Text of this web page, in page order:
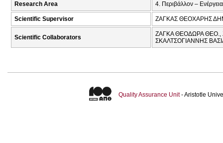
Research Area 4. Περιβάλλον – Ενέργεια
Scientific Supervisor ΖΑΓΚΑΣ ΘΕΟΧΑΡΗΣ
Scientific Collaborators
ΖΑΓΚΑ ΘΕΟΔΩΡΑ ΘΕΟ.,
ΣΚΑΛΤΣΟΓΙΑΝΝΗΣ
Quality Assurance Unit- Aristotle